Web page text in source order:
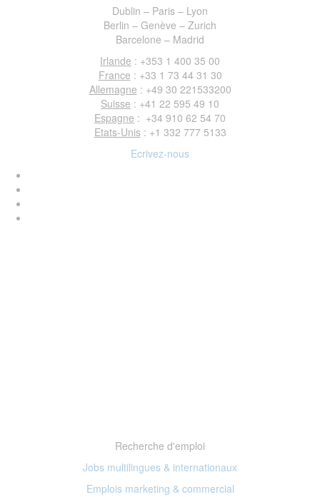
Dublin – Paris – Lyon
Berlin – Genève – Zurich
Barcelone – Madrid
Irlande : +353 1 400 35 00
France : +33 1 73 44 31 30
Allemagne : +49 30 221533200
Suisse : +41 22 595 49 10
Espagne : +34 910 62 54 70
Etats-Unis: +1 332 777 5133
Ecrivez-nous
Recherche d'emploi
Jobs multilingues & internationaux
Emplois marketing & commercial